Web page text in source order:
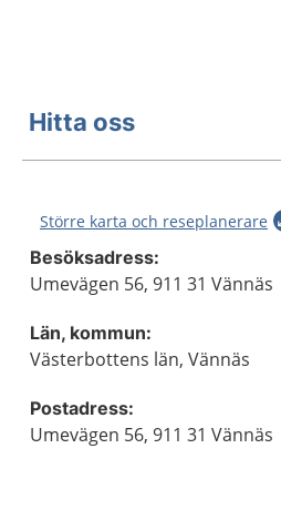
Hitta oss
Större karta och reseplanerare
Besöksadress:
Umevägen 56, 911 31 Vännäs
Län, kommun:
Västerbottens län, Vännäs
Postadress:
Umevägen 56, 911 31 Vännäs